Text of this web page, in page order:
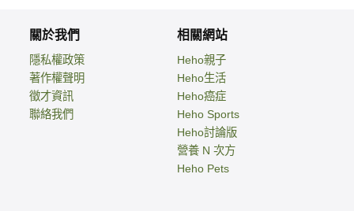
關於我們
隱私權政策
著作權聲明
徵才資訊
聯絡我們
相關網站
Heho親子
Heho生活
Heho癌症
Heho Sports
Heho討論版
營養 N 次方
Heho Pets